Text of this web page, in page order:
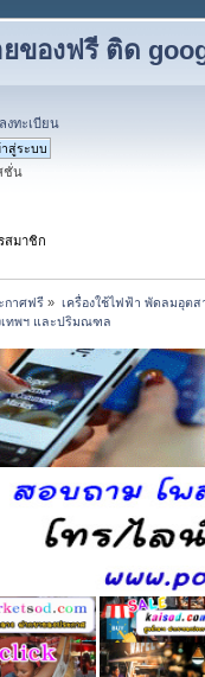
ของฟรี ติด
ลงทะเบียน
ชั่น
สมาชิก
กาศฟรี » เครื่องใช้ไฟฟ้า พัดลมอุต
เทพฯ และปริมณฑล